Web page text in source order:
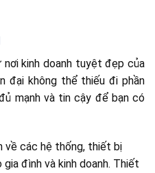
nơi kinh doanh tuyệt đẹp của
đại không thể thiếu đi phần
mạnh và tin cậy để bạn có
về các hệ thống, thiết bị
đình và kinh doanh. Thiết